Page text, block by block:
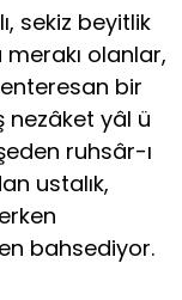
sekiz beyitlik
olanlar,
bir
nezâket yâl ü
ruhsâr-ı
ustalık,
bahsediyor.